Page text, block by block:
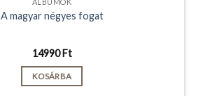
ALBUMOK
A magyar négyes fogat
14990Ft
KOSÁRBA